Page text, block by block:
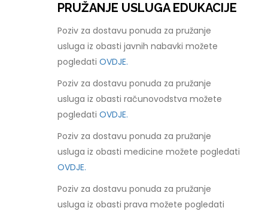
PRUŽANJE USLUGA EDUKACIJE
Poziv za dostavu ponuda za pružanje
usluga iz obasti javnih nabavki možete
pogledatiOVDJE.
Poziv za dostavu ponuda za pružanje
usluga iz obasti računovodstva možete
pogledatiOVDJE.
Poziv za dostavu ponuda za pružanje
usluga iz obasti medicine možete pogledati
OVDJE.
Poziv za dostavu ponuda za pružanje
usluga iz obasti prava možete pogledati